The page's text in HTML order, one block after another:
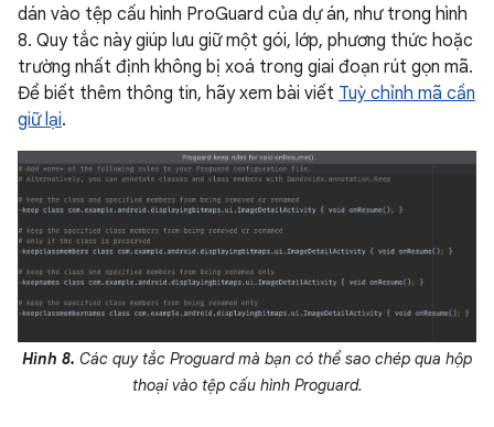
dán vào tệp cấu hình ProGuard của dự án, như trong hình
8. Quy tắc này giúp lưu giữ một gói, lớp, phương thức hoặc
trường nhất định không bị xoá trong giai đoạn rút gọn mã.
Để biết thêm thông tin, hãy xem bài viết Tuỳ chỉnh mã cần
giữ lại.
Hình 8. Các quy tắc Proguard mà bạn có thể sao chép qua hộp
thoại vào tệp cấu hình Proguard.